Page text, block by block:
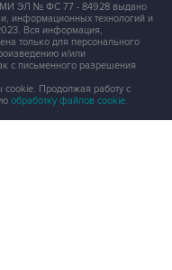
СМИ ЭЛ № ФС 77 - 84928 выдано
информационных технологий и
Вся информация,
только для персонального
и/или
с письменного разрешения
cookie. Продолжая работу с
обработку файлов cookie.